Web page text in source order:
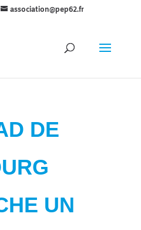
association@pep62.fr
DE
UN